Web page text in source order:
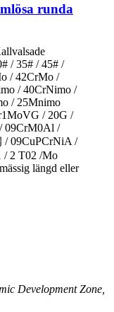
runda
/ 35# / 45# /
/ 42CrMo /
/ 40CrNimo /
/ 25Mnimo
/ 20G /
09CrM0Al /
/ 09CuPCrNiA /
/ 2 T02 /Mo
längd eller
Development Zone,